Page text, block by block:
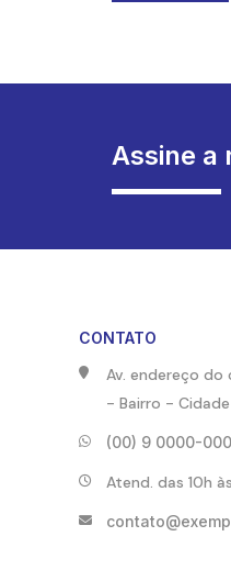
Assine a
CONTATO
Av. endereço do
- Bairro -
(00) 9 0000-
Atend. das 10h